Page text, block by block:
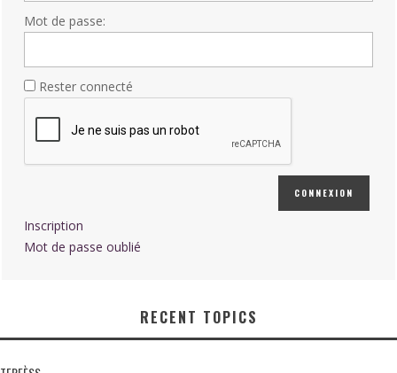
Mot de passe:
Rester connecté
CONNEXION
Inscription
Mot de passe oublié
RECENT TOPICS